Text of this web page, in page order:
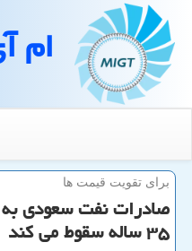
ام
برای تقویت قیمت ها
صادرات نفت سعودی به
۳۵ ساله سقوط می كند